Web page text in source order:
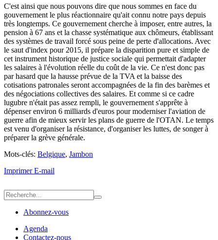
C'est ainsi que nous pouvons dire que nous sommes en face du
gouvernement le plus réactionnaire qu'ait connu notre pays depuis
très longtemps. Ce gouvernement cherche à imposer, entre autres, la
pension à 67 ans et la chasse systématique aux chômeurs, établissant
des systèmes de travail forcé sous peine de perte d'allocations. Avec
le saut d'index pour 2015, il prépare la disparition pure et simple de
cet instrument historique de justice sociale qui permettait d'adapter
les salaires à l'évolution réelle du coût de la vie. Ce n'est donc pas
par hasard que la hausse prévue de la TVA et la baisse des
cotisations patronales seront accompagnées de la fin des barèmes et
des négociations collectives des salaires. Et comme si ce cadre
lugubre n'était pas assez rempli, le gouvernement s'apprête à
dépenser environ 6 milliards d'euros pour moderniser l'aviation de
guerre afin de mieux servir les plans de guerre de l'OTAN. Le temps
est venu d'organiser la résistance, d'organiser les luttes, de songer à
préparer la grève générale.
Mots-clés: Belgique, Jambon
ImprimerE-mail
Abonnez-vous
Agenda
Contactez-nous